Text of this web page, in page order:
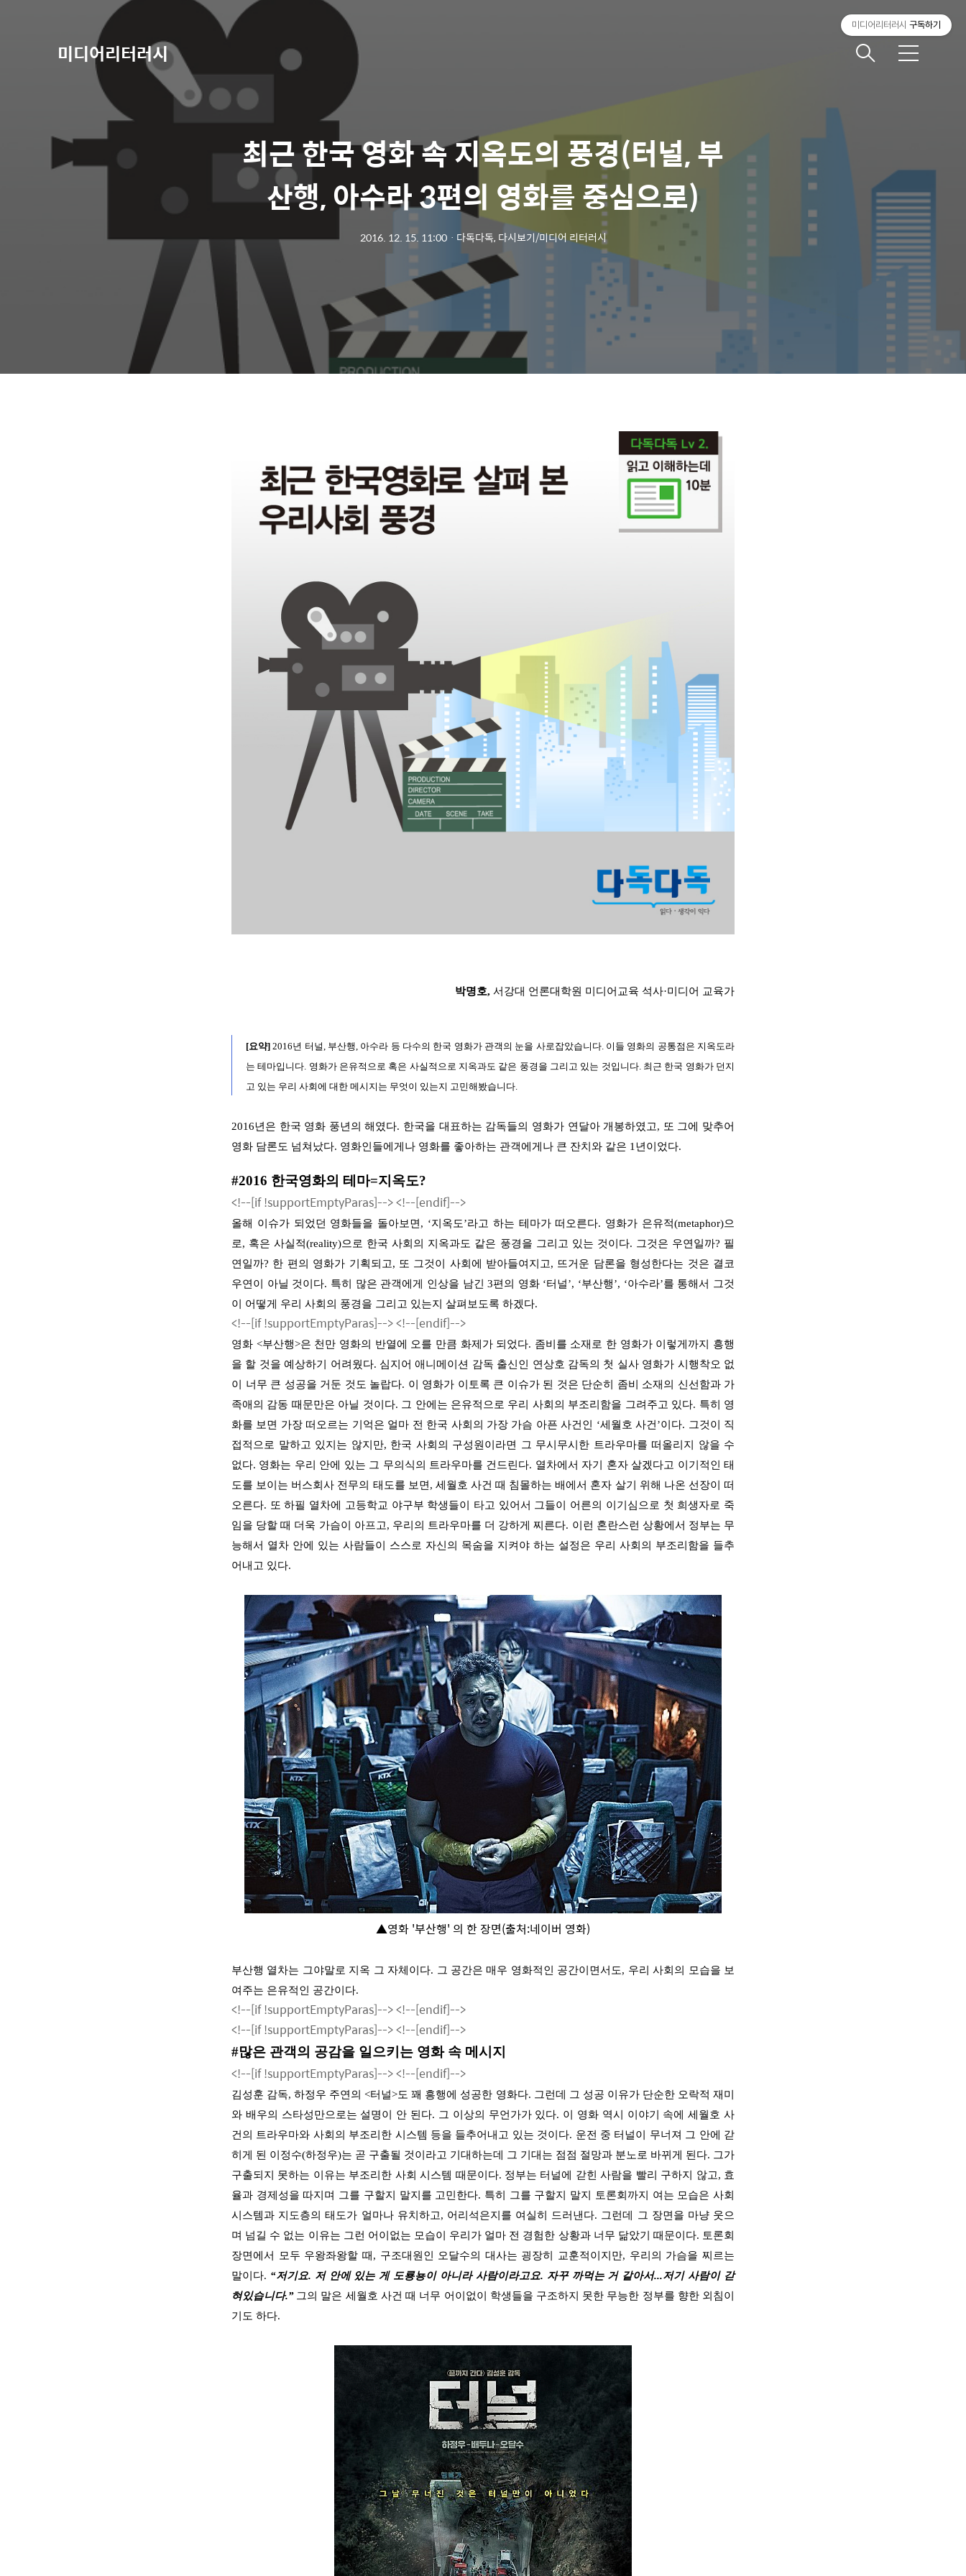
미디어리터러시 메
최근 한국 영화 속 지옥도의 풍경(터널, 부
산행, 아수라 3편의 영화를 중심으로)
2016. 12. 15. 11:00ㆍ 다독다독, 다시보기/미디어 리터러시
박명호, 서강대 언론대학원 미디어교육 석사·미디어 교육가
[요약] 2016년 터널, 부산행, 아수라 등 다수의 한국 영화가 관객의 눈을 사로잡았습니다. 이들 영화의 공통점은 지옥도라
는 테마입니다. 영화가 은유적으로 혹은 사실적으로 지옥과도 같은 풍경을 그리고 있는 것입니다. 최근 한국 영화가 던지
고 있는 우리 사회에 대한 메시지는 무엇이 있는지 고민해봤습니다.
2016년은 한국 영화 풍년의 해였다. 한국을 대표하는 감독들의 영화가 연달아 개봉하였고, 또 그에 맞추어
영화 담론도 넘쳐났다. 영화인들에게나 영화를 좋아하는 관객에게나 큰 잔치와 같은 1 년이었다.
#2016 한국영화의 테마=지옥도?
<!--[if !supportEmptyParas]--><!--[endif]-->
올해 이슈가 되었던 영화들을 돌아보면 , ‘지옥도’라고 하는 테마가 떠오른다. 영화가 은유적(metaphor)으
로, 혹은 사실적(reality)으로 한국사회의 지옥과도 같은 풍경을 그리고 있는 것이다. 그것은 우연일까? 필
연일까? 한 편의 영화가 기획되고, 또 그것이 사회에 받아들여지고, 뜨거운 담론을 형성한다는 것은 결코
우연이 아닐 것이다. 특히 많은 관객에게 인상을 남긴 3편의 영화 ‘터널’, ‘부산행’, ‘아수라’를 통해서
그것
이 어떻게 우리 사회의 풍경을 그리고 있는지 살펴보도록 하겠다.
<!--[if !supportEmptyParas]--><!--[endif]-->
영화 <부산행>은 천만 영화의 반열에 오를 만큼 화제가 되었다. 좀비를 소재로 한 영화가 이렇게까지 흥행
을 할 것을 예상하기 어려웠다. 심지어 애니메이션 감독 출신인 연상호 감독의 첫 실사 영화가 시행착오 없
이 너무 큰 성공을 거둔 것도 놀랍다. 이 영화가 이토록 큰 이슈가 된 것은 단순히 좀비 소재의 신선함과 가
족애의 감동 때문만은 아닐 것이다. 그 안에는 은유적으로 우리 사회의 부조리함을 그려주고 있다. 특히 영
화를 보면 가장 떠오르는 기억은 얼마 전 한국 사회의 가장 가슴 아픈 사건인 ‘세월호 사건 ’이다. 그것이 직
접적으로 말하고 있지는 않지만, 한국 사회의 구성원이라면 그 무시무시한 트라우마를 떠올리지 않을 수
없다. 영화는 우리 안에 있는 그 무의식의 트라우마를 건드린다. 열차에서 자기 혼자 살겠다고 이기적인 태
도를 보이는 버스회사 전무의 태도를 보면 , 세월호 사건 때 침몰하는 배에서 혼자 살기 위해 나온 선장이 떠
오른다. 또 하필 열차에 고등학교 야구부 학생들이 타고 있어서 그들이 어른의 이기심으로 첫 희생자로 죽
임을 당할 때 더욱 가슴이 아프고, 우리의 트라우마를 더 강하게 찌른다. 이런 혼란스런 상황에서 정부는 무
능해서 열차 안에 있는 사람들이 스스로 자신의 목숨을 지켜야 하는 설정은 우리 사회의 부조리함을 들추
어내고 있다.
▲영화 '부산행' 의 한 장면(출처:네이버 영화)
부산행 열차는 그야말로 지옥 그 자체이다. 그 공간은 매우 영화적인 공간이면서도, 우리 사회의 모습을 보
여주는 은유적인 공간이다.
<!--[if !supportEmptyParas]--><!--[endif]-->
<!--[if !supportEmptyParas]--><!--[endif]-->
#많은 관객의 공감을 일으키는 영화 속 메시지
<!--[if !supportEmptyParas]--><!--[endif]-->
김성훈 감독,하정우 주연의<터널>도 꽤 흥행에 성공한 영화다. 그런데 그 성공 이유가 단순한 오락적 재미
와 배우의 스타성만으로는 설명이 안 된다. 그 이상의 무언가가 있다. 이 영화 역시 이야기 속에 세월호 사
건의 트라우마와 사회의 부조리한 시스템 등을 들추어내고 있는 것이다. 운전 중 터널이 무너져 그 안에 갇
히게 된 이정수(하정우)는 곧 구출될 것이라고 기대하는데 그 기대는 점점 절망과 분노로 바뀌게 된다. 그가
구출되지 못하는 이유는 부조리한 사회 시스템 때문이다. 정부는 터널에 갇힌 사람을 빨리 구하지 않고, 효
율과 경제성을 따지며 그를 구할지 말지를 고민한다. 특히 그를 구할지 말지 토론회까지 여는 모습은 사회
시스템과 지도층의 태도가 얼마나 유치하고, 어리석은지를 여실히 드러낸다. 그런데 그 장면을 마냥 웃으
며 넘길 수 없는 이유는 그런 어이없는 모습이 우리가 얼마 전 경험한 상황과 너무 닮았기 때문이다. 토론회
장면에서 모두 우왕좌왕할 때 , 구조대원인 오달수의 대사는 굉장히 교훈적이지만, 우리의 가슴을 찌르는
말이다. “저기요. 저 안에 있는 게 도룡뇽이 아니라 사람이라고요. 자꾸 까먹는 거 같아서...저기 사람이 갇
혀있습니다.” 그의 말은 세월호 사건 때 너무 어이없이 학생들을 구조하지 못한 무능한 정부를 향한 외침이
기도 하다.
미디어리터러시 구독하기